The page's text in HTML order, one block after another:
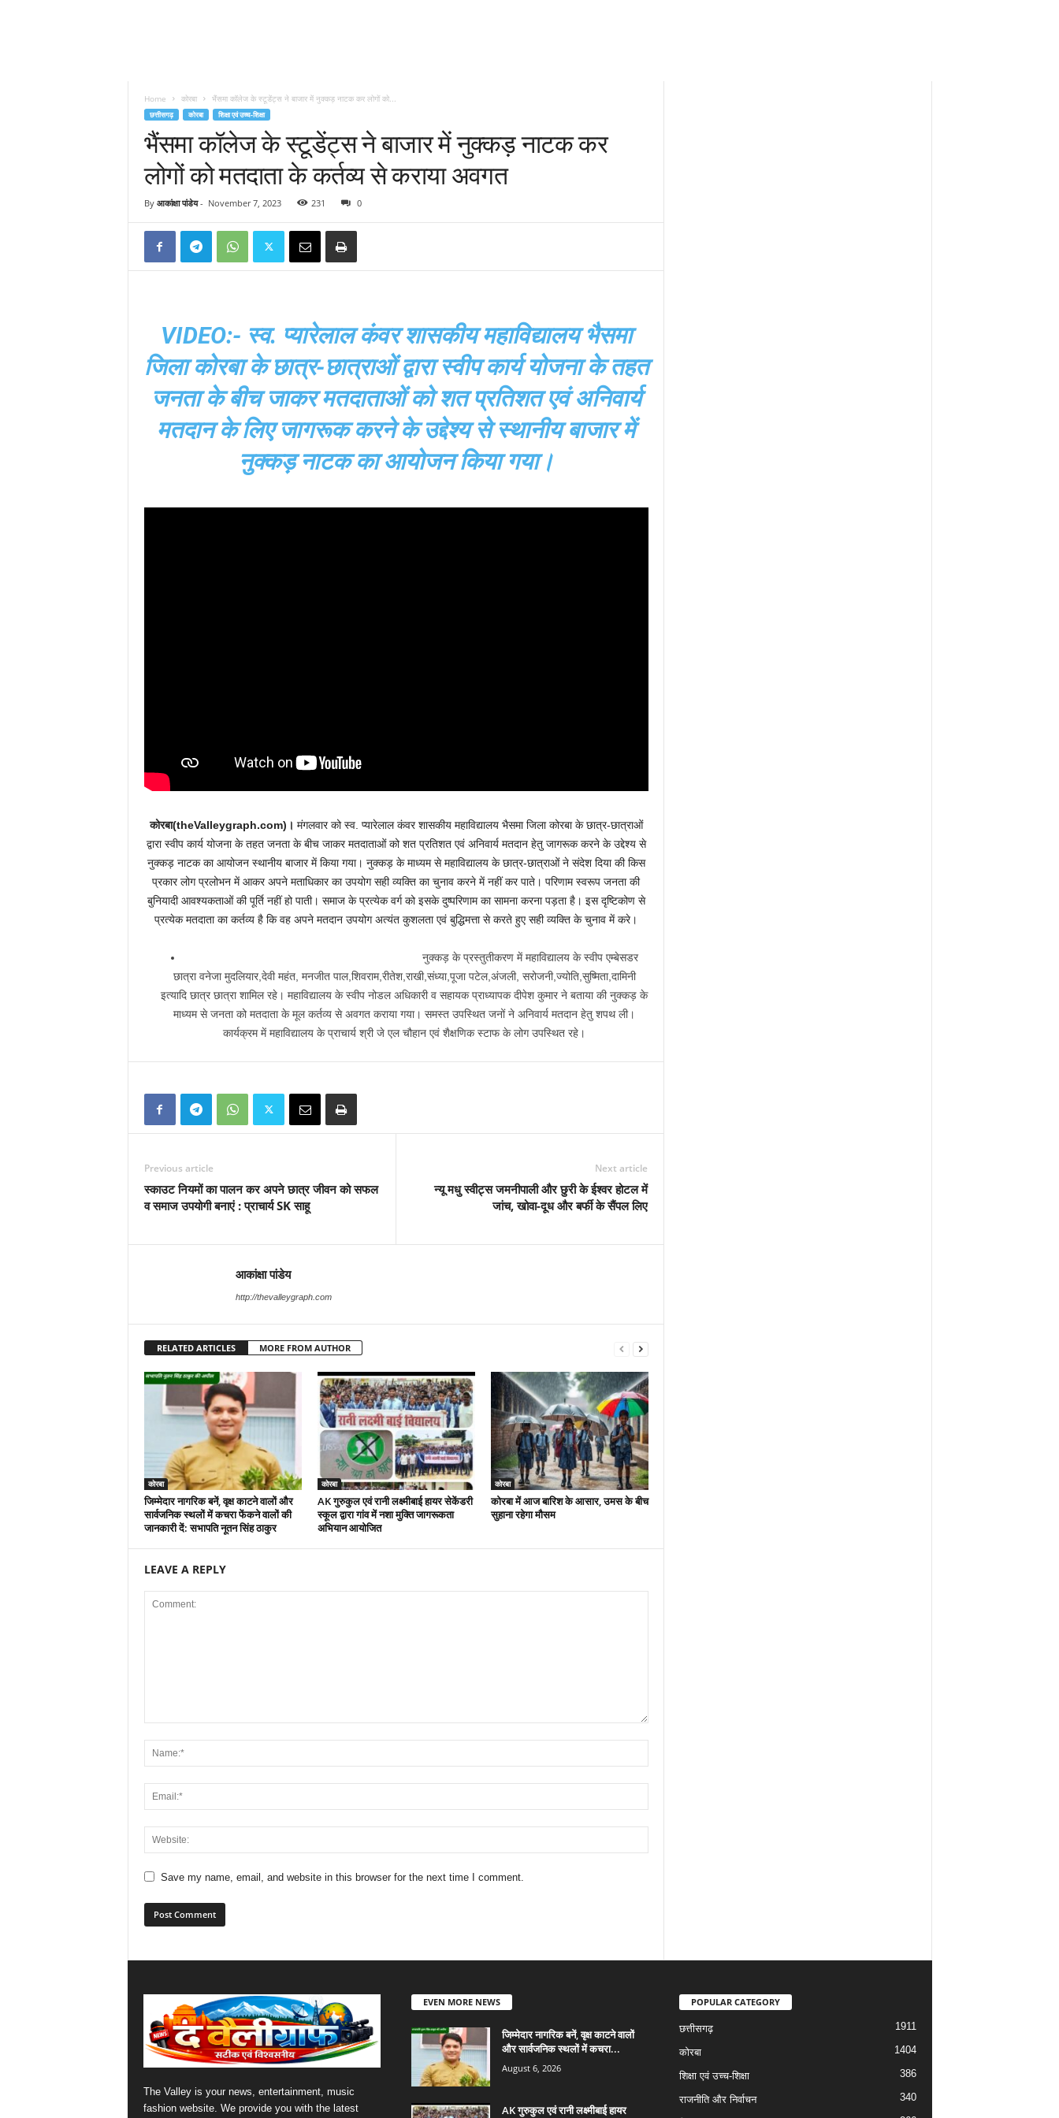
Home कोरबा भैंसमा कॉलेज के स्टूडेंट्स ने बाजार में नुक्कड़ नाटक कर लोगों को...
छत्तीसगढ़ कोरबा शिक्षा एवं उच्च-शिक्षा
भैंसमा कॉलेज के स्टूडेंट्स ने बाजार में नुक्कड़ नाटक कर
लोगों को मतदाता के कर्तव्य से कराया अवगत
By आकांक्षा पांडेय- November 7, 2023 231 0
VIDEO:- स्व. प्यारेलाल कंवर शासकीय महाविद्यालय भैसमा
जिला कोरबा के छात्र-छात्राओं द्वारास्वीप कार्य योजना के तहत
जनता के बीच जाकर मतदाताओं को शत प्रतिशत एवं अनिवार्य
मतदान के लिए जागरूक करने के उद्देश्य से स्थानीय बाजार में
नुक्कड़ नाटक का आयोजन किया गया।
कोरबा(theValleygraph.com)। मंगलवार को स्व. प्यारेलाल कंवर शासकीय महाविद्यालय भैसमा जिला कोरबा के छात्र-छात्राओं
द्वारा स्वीप कार्य योजना के तहत जनता के बीच जाकर मतदाताओं को शत प्रतिशत एवं अनिवार्य मतदान हेतु जागरूक करने के उद्देश्य से
नुक्कड़ नाटक का आयोजन स्थानीय बाजार में किया गया। नुक्कड़ के माध्यम से महाविद्यालय के छात्र-छात्राओं ने संदेश दिया की किस
प्रकार लोग प्रलोभन में आकर अपने मताधिकार का उपयोग सही व्यक्ति का चुनाव करने में नहीं कर पाते। परिणाम स्वरूप जनता की
बुनियादी आवश्यकताओं की पूर्ति नहीं हो पाती। समाज के प्रत्येक वर्ग को इसके दुष्परिणाम का सामना करना पड़ता है। इस दृष्टिकोण से
प्रत्येक मतदाता का कर्तव्य है कि वह अपने मतदान उपयोग अत्यंत कुशलता एवं बुद्धिमत्ता से करते हुए सही व्यक्ति के चुनाव में करे।
नुक्कड़ के प्रस्तुतीकरण में महाविद्यालय के स्वीप एम्बेसडर
छात्रा वनेजा मुदलियार,देवी महंत, मनजीत पाल,शिवराम,रीतेश,राखी,संध्या,पूजा पटेल,अंजली, सरोजनी,ज्योति,सुष्मिता,दामिनी
इत्यादि छात्र छात्रा शामिल रहे। महाविद्यालय के स्वीप नोडल अधिकारी व सहायक प्राध्यापक दीपेश कुमार ने बताया की नुक्कड़ के
माध्यम से जनता को मतदाता के मूल कर्तव्य से अवगत कराया गया। समस्त उपस्थित जनों ने अनिवार्य मतदान हेतु शपथ ली।
कार्यक्रम में महाविद्यालय के प्राचार्य श्री जे एल चौहान एवं शैक्षणिक स्टाफ के लोग उपस्थित रहे।
Previous article
स्काउट नियमों का पालन कर अपने छात्र जीवन को सफल
व समाज उपयोगी बनाएं : प्राचार्य SK साहू
Next article
न्यू मधु स्वीट्स जमनीपाली और छुरी के ईश्वर होटल में
जांच, खोवा-दूध और बर्फी के सैंपल लिए
आकांक्षा पांडेय
http://thevalleygraph.com
RELATED ARTICLES MORE FROM AUTHOR
कोरबा
जिम्मेदार नागरिक बनें, वृक्ष काटने वालों और
सार्वजनिक स्थलों में कचरा फेंकने वालों की
जानकारी दें: सभापति नूतन सिंह ठाकुर
कोरबा
AK गुरुकुल एवं रानी लक्ष्मीबाई हायर सेकेंडरी
स्कूल द्वारा गांव में नशा मुक्ति जागरूकता
अभियान आयोजित
कोरबा
कोरबा में आज बारिश के आसार, उमस के बीच
सुहाना रहेगा मौसम
LEAVE A REPLY
Save my name, email, and website in this browser for the next time I comment.
The Valley is your news, entertainment, music
fashion website. We provide you with the latest
EVEN MORE NEWS
जिम्मेदार नागरिक बनें, वृक्ष काटने वालों
और सार्वजनिक स्थलों में कचरा...
August 6, 2026
AK गुरुकुल एवं रानी लक्ष्मीबाई हायर
POPULAR CATEGORY
छत्तीसगढ़ 1911
कोरबा 1404
शिक्षा एवं उच्च-शिक्षा 386
राजनीति और निर्वाचन 340